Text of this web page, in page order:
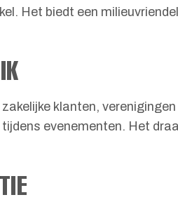
Het biedt een
klanten,
evenementen. Het